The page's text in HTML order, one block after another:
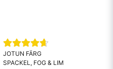
JOTUN FÄRG
SPACKEL, FOG & LIM